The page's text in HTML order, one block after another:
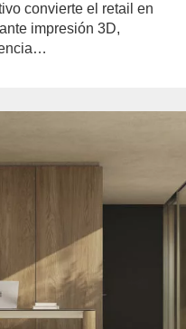
convierte el retail en
impresión 3D,